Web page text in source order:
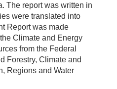
The report was written in
were translated into
Report was made
Climate and Energy
from the Federal
Forestry, Climate and
Regions and Water